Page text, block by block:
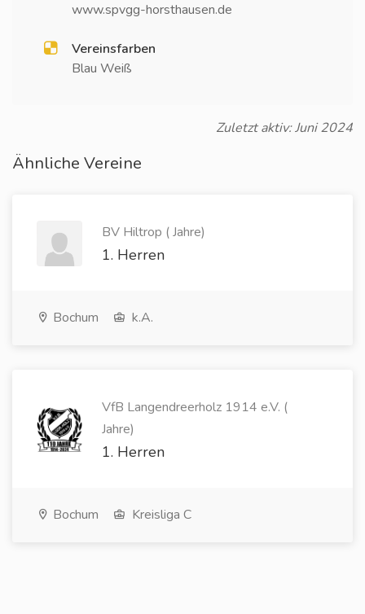
www.spvgg-horsthausen.de
Vereinsfarben
Blau Weiß
Zuletzt aktiv: Juni 2024
Ähnliche Vereine
BV Hiltrop ( Jahre)
1. Herren
Bochum k.A.
VfB Langendreerholz 1914 e.V. (
Jahre)
1. Herren
Bochum Kreisliga C